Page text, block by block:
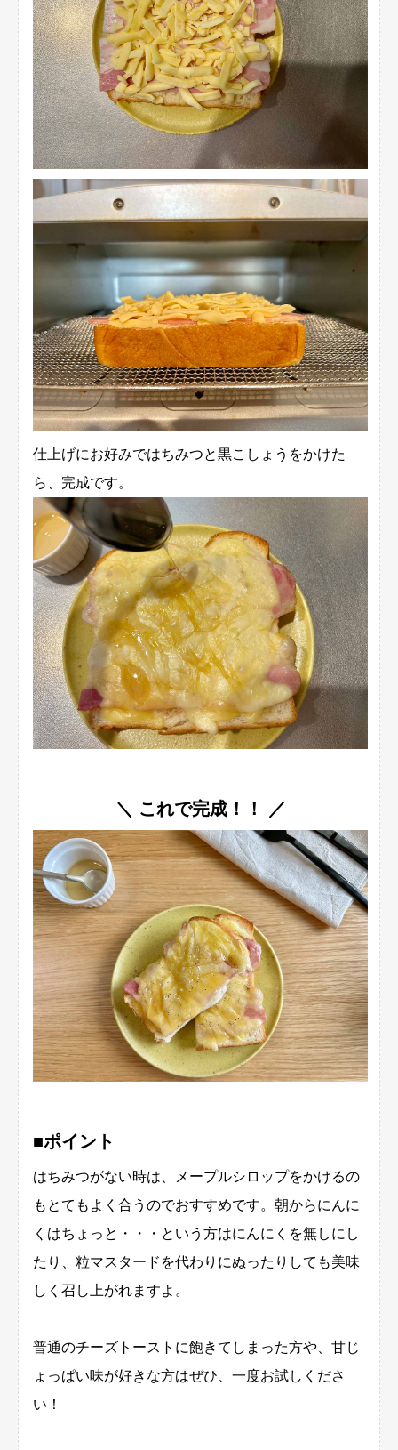
仕上げにお好みではちみつと黒こしょうをかけた
ら、完成です。
＼ これで完成！！ ／
■ポイント
はちみつがない時は、メープルシロップをかけるの
もとてもよく合うのでおすすめです。朝からにんに
くはちょっと・・・という方はにんにくを無しにし
たり、粒マスタードを代わりにぬったりしても美味
しく召し上がれますよ。
普通のチーズトーストに飽きてしまった方や、甘じ
ょっぱい味が好きな方はぜひ、一度お試しくださ
い！